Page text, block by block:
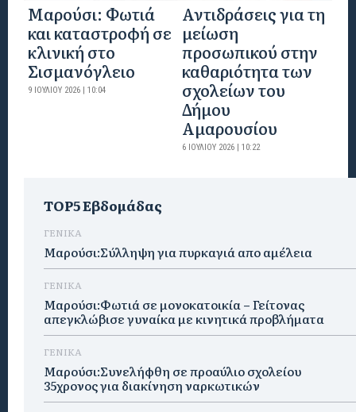
Μαρούσι: Φωτιά
και καταστροφή σε
κλινική στο
Σισμανόγλειο
9 ΙΟΥΛΊΟΥ 2026 | 10:04
Αντιδράσεις για τη
μείωση
προσωπικού στην
καθαριότητα των
σχολείων του
Δήμου
Αμαρουσίου
6 ΙΟΥΛΊΟΥ 2026 | 10:22
TOP5 Εβδομάδας
ΓΕΝΙΚΑ
Μαρούσι:Σύλληψη για πυρκαγιά απο αμέλεια
ΓΕΝΙΚΑ
Μαρούσι:Φωτιά σε μονοκατοικία – Γείτονας
απεγκλώβισε γυναίκα με κινητικά προβλήματα
ΓΕΝΙΚΑ
Μαρούσι:Συνελήφθη σε προαύλιο σχολείου
35χρονος για διακίνηση ναρκωτικών